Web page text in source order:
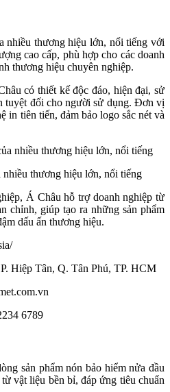
nhiều thương hiệu lớn, nổi tiếng với
cao cấp, phù hợp cho các doanh
thương hiệu chuyên nghiệp.
có thiết kế độc đáo, hiện đại, sử
tuyệt đối cho người sử dụng. Đơn vị
in tiên tiến, đảm bảo logo sắc nét và
nhiều thương hiệu lớn, nổi tiếng
Á Châu hỗ trợ doanh nghiệp từ
chỉnh, giúp tạo ra những sản phẩm
dấu ấn thương hiệu.
Hiệp Tân, Q. Tân Phú, TP. HCM
6789
sản phẩm nón bảo hiểm nửa đầu
vật liệu bền bỉ, đáp ứng tiêu chuẩn